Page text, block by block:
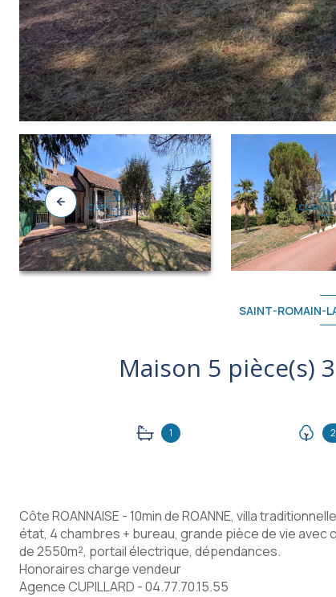
SAINT-ROMAIN-
1
Côte ROANNAISE - 10min de ROANNE, villa
état, 4 chambres + bureau, grande pièce de vie
de 2550m², portail électrique, dépendances.
Honoraires charge vendeur
Agence CUPILLARD - 04.77.70.15.55